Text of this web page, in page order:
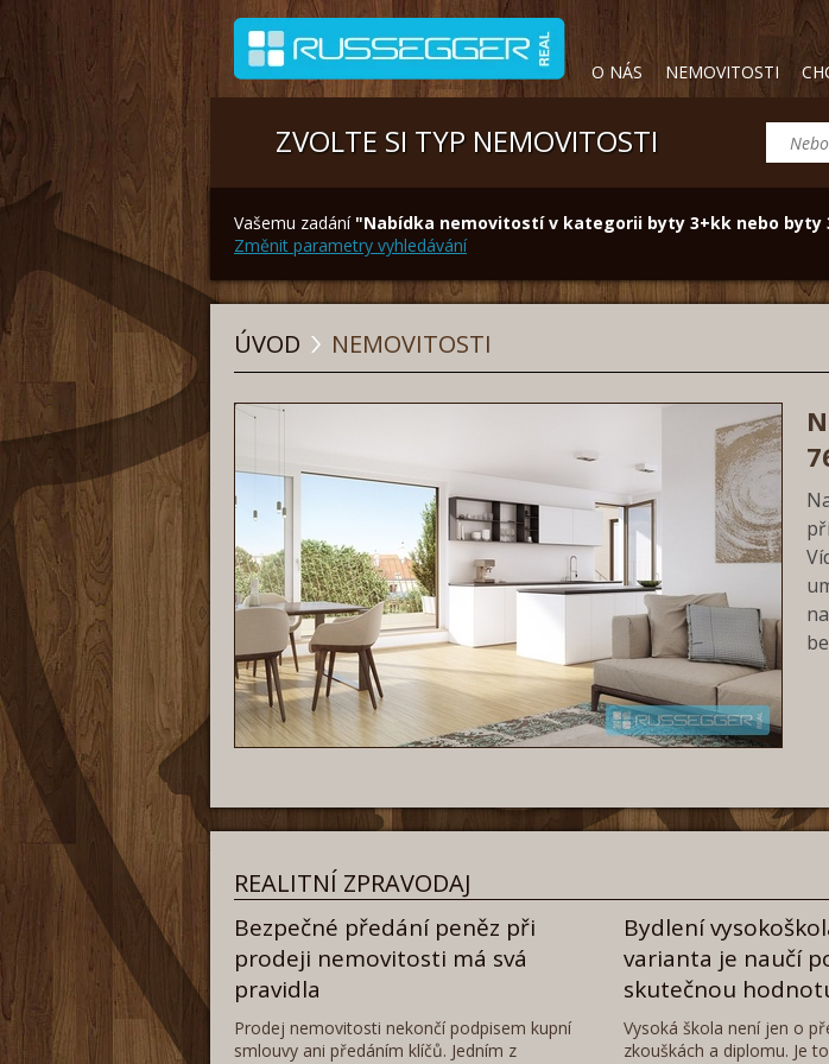
O NÁS NEMOVITOSTI
ZVOLTE SI TYP NEMOVITOSTI
Vašemu zadání "Nabídka nemovitostí v kategorii byty 3+kk nebo byty
Změnit parametry vyhledávání
ÚVOD NEMOVITOSTI
REALITNÍ ZPRAVODAJ
Bezpečné předání peněz při
prodeji nemovitosti má svá
pravidla
Prodej nemovitosti nekončí podpisem kupní
smlouvy ani předáním klíčů. Jedním z
Bydlení
varianta je naučí
skutečnou
Vysoká škola není jen o
zkouškách a diplomu. Je